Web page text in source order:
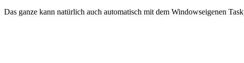
Das ganze kann natürlich auch automatisch mit dem Windowseigenen